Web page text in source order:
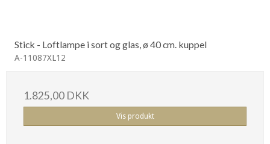
Stick - Loftlampe i sort og glas, ø 40 cm. kuppel
A-11087XL12
1.825,00 DKK
Vis produkt